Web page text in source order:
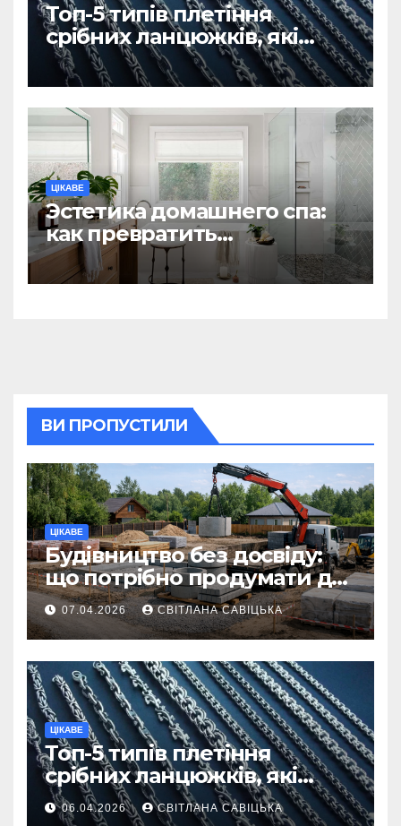
Топ-5 типів плетіння
срібних ланцюжків, які
вважаються
найнадійнішими
ЦІКАВЕ
Эстетика домашнего спа:
как превратить
ежедневную гигиену в
восстанавливающий
ВИ ПРОПУСТИЛИ
ЦІКАВЕ
Будівництво без досвіду:
що потрібно продумати до
першої доставки на
ділянку
07.04.2026 СВІТЛАНА САВІЦЬКА
ЦІКАВЕ
Топ-5 типів плетіння
срібних ланцюжків, які
вважаються
найнадійнішими
06.04.2026 СВІТЛАНА САВІЦЬКА